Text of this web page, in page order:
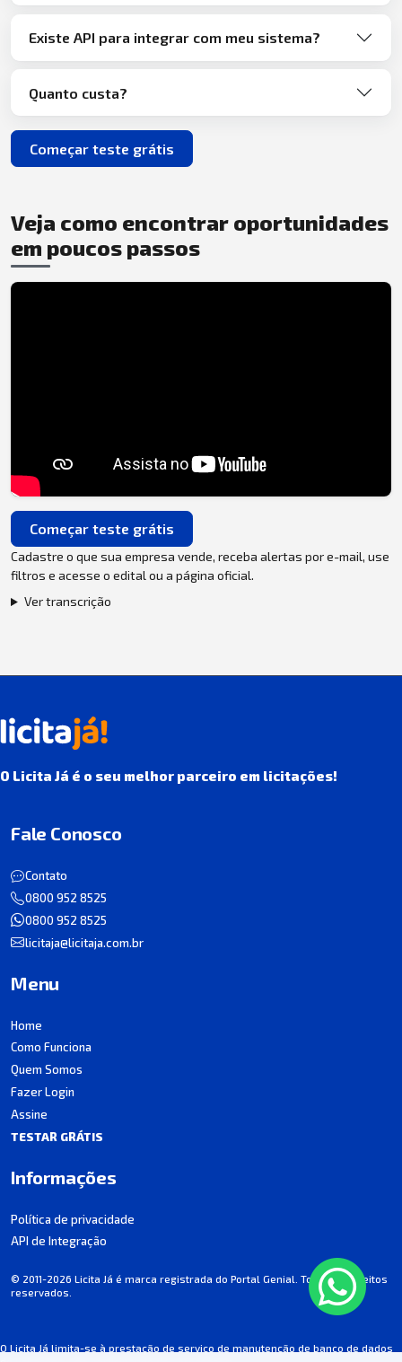
Existe API para integrar com meu sistema?
Quanto custa?
Começar teste grátis
Veja como encontrar oportunidades
em poucos passos
Começar teste grátis
Cadastre o que sua empresa vende, receba alertas por e-mail, use
filtros e acesse o edital ou a página oficial.
Ver transcrição
O Licita Já é o seu melhor parceiro em licitações!
O Licita Já limita-se à prestação de serviço de manutenção de banco de dados
Fale Conosco
Contato
0800 952 8525
0800 952 8525
licitaja@licitaja.com.br
Menu
Home
Como Funciona
Quem Somos
Fazer Login
Assine
TESTAR GRÁTIS
Informações
Política de privacidade
API de Integração
© 2011-2026 Licita Já é marca registrada do Portal Genial. Todos os direitos
reservados.